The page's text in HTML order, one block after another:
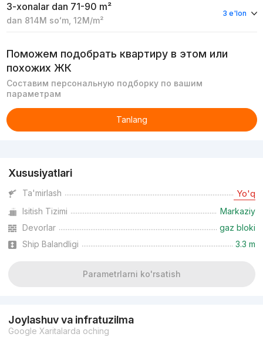
3-xonalar dan 71-90 m²
dan 814M soʻm, 12M/m²
3 e'lon
Поможем подобрать квартиру в этом или
похожих ЖК
Составим персональную подборку по вашим
параметрам
Tanlang
Xususiyatlari
Ta'mirlash Yo'q
Isitish Tizimi
Markaziy
Devorlar
gaz bloki
Ship Balandligi
3.3 m
Parametrlarni ko'rsatish
Joylashuv va infratuzilma
Google Xaritalarda oching